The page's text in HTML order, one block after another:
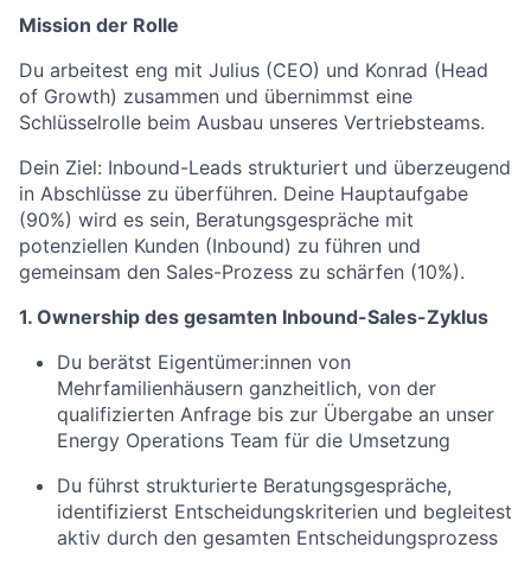
Mission der Rolle
Du arbeitest eng mit Julius (CEO) und Konrad (Head
of Growth) zusammen und übernimmst eine
Schlüsselrolle beim Ausbau unseres Vertriebsteams.
Dein Ziel: Inbound-Leads strukturiert und überzeugend
in Abschlüsse zu überführen. Deine Hauptaufgabe
(90%) wird es sein, Beratungsgespräche mit
potenziellen Kunden (Inbound) zu führen und
gemeinsam den Sales-Prozess zu schärfen (10%).
1. Ownership des gesamten Inbound-Sales-Zyklus
Du berätst Eigentümer:innen von
Mehrfamilienhäusern ganzheitlich, von der
qualifizierten Anfrage bis zur Übergabe an unser
Energy Operations Team für die Umsetzung
Du führst strukturierte Beratungsgespräche,
identifizierst Entscheidungskriterien und begleitest
aktiv durch den gesamten Entscheidungsprozess